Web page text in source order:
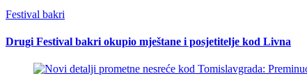
Festival bakri
Drugi Festival bakri okupio mještane i posjetitelje kod Livna